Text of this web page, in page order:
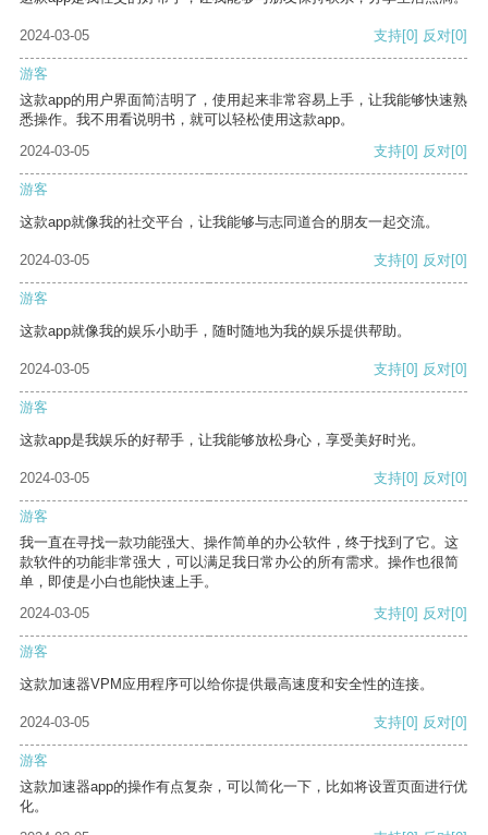
2024-03-05 支持[0] 反对[0]
游客
这款app的用户界面简洁明了，使用起来非常容易上手，让我能够快速熟
悉操作。我不用看说明书，就可以轻松使用这款app。
2024-03-05
支持[0] 反对[0]
游客
这款app就像我的社交平台，让我能够与志同道合的朋友一起交流。
2024-03-05 支持[0] 反对[0]
游客
这款app就像我的娱乐小助手，随时随地为我的娱乐提供帮助。
2024-03-05 支持[0] 反对[0]
游客
这款app是我娱乐的好帮手，让我能够放松身心，享受美好时光。
2024-03-05 支持[0] 反对[0]
游客
我一直在寻找一款功能强大、操作简单的办公软件，终于找到了它。这
款软件的功能非常强大，可以满足我日常办公的所有需求。操作也很简
单，即使是小白也能快速上手。
2024-03-05
支持[0] 反对[0]
游客
这款加速器VPM应用程序可以给你提供最高速度和安全性的连接。
2024-03-05 支持[0] 反对[0]
游客
这款加速器app的操作有点复杂，可以简化一下，比如将设置页面进行优
化。